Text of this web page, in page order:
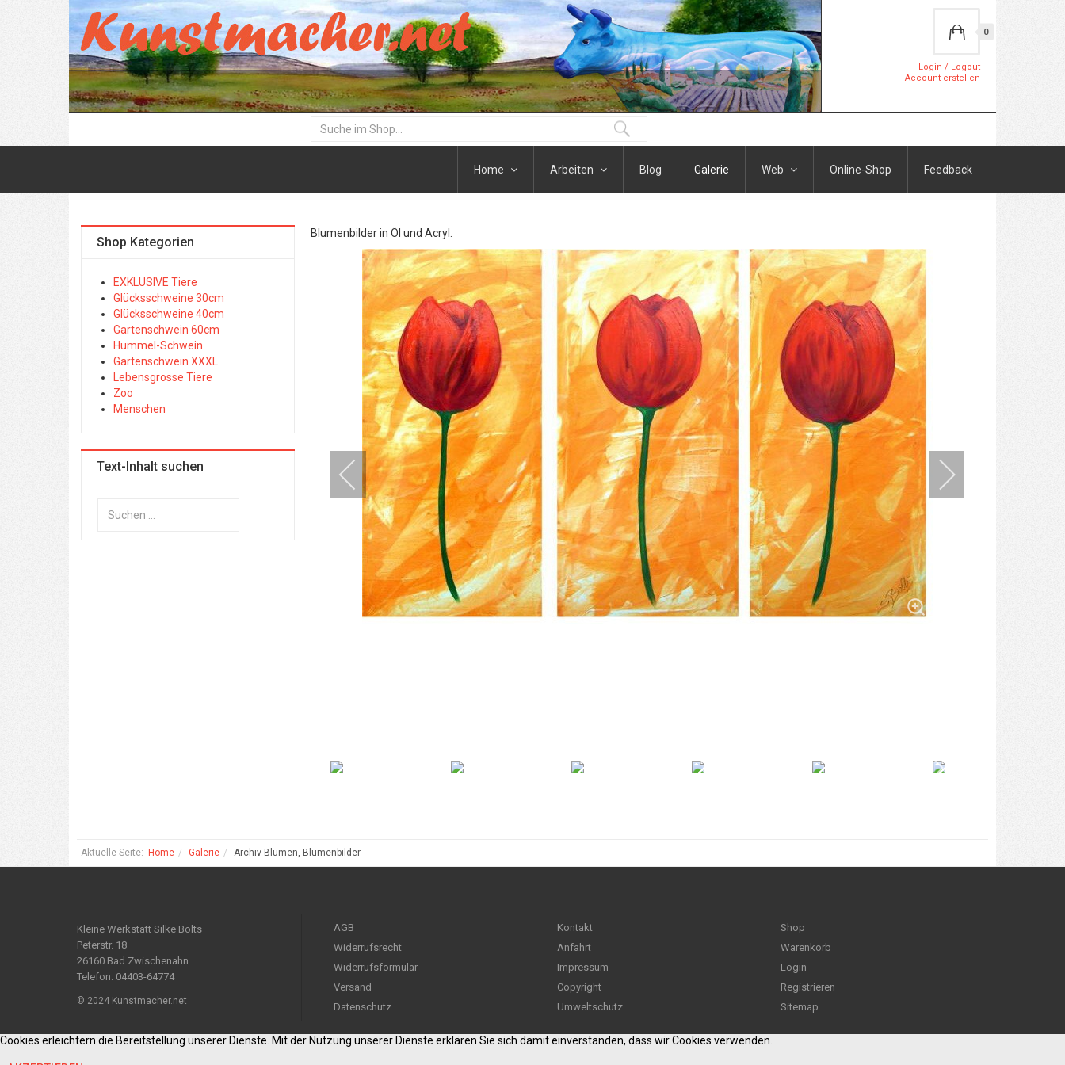
0
Login / Logout
Account erstellen
Home Arbeiten Blog Galerie Web Online-Shop Feedback
Blumenbilder in Öl und Acryl.
Shop Kategorien
EXKLUSIVE Tiere
Glücksschweine 30cm
Glücksschweine 40cm
Gartenschwein 60cm
Hummel-Schwein
Gartenschwein XXXL
Lebensgrosse Tiere
Zoo
Menschen
Text-Inhalt suchen
Aktuelle Seite: Home Galerie Archiv-Blumen, Blumenbilder
Kleine Werkstatt Silke Bölts
Peterstr. 18
26160 Bad Zwischenahn
Telefon: 04403-64774
© 2024 Kunstmacher.net
AGB
Widerrufsrecht
Widerrufsformular
Versand
Datenschutz
Kontakt
Anfahrt
Impressum
Copyright
Umweltschutz
Shop
Warenkorb
Login
Registrieren
Sitemap
Cookies erleichtern die Bereitstellung unserer Dienste. Mit der Nutzung unserer Dienste erklären Sie sich damit einverstanden, dass wir Cookies verwenden.